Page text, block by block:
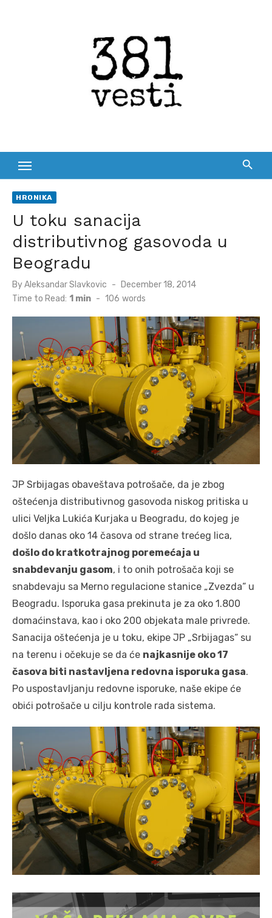
HRONIKA
U toku sanacija
distributivnog gasovoda u
Beogradu
ByAleksandar Slavkovic
Posted
on
December 18, 2014
Time to Read: 1 min - 106 words
JP Srbijagas obaveštava potrošače, da je zbog
oštećenja distributivnog gasovoda niskog pritiska u
ulici Veljka Lukića Kurjaka u Beogradu, do kojeg je
došlo danas oko 14 časova od strane trećeg lica,
došlo do kratkotrajnog poremećaja u
snabdevanju gasom, i to onih potrošača koji se
snabdevaju sa Merno regulacione stanice „Zvezda“ u
Beogradu. Isporuka gasa prekinuta je za oko 1.800
domaćinstava, kao i oko 200 objekata male privrede.
Sanacija oštećenja je u toku, ekipe JP „Srbijagas“ su
na terenu i očekuje se da će najkasnije oko 17
časova biti nastavljena redovna isporuka gasa.
Po uspostavljanju redovne isporuke, naše ekipe će
obići potrošače u cilju kontrole rada sistema.